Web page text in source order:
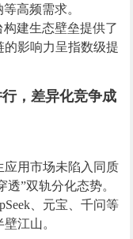
高频需求。
建生态壁垒提供了
影响力呈指数级提
，差异化竞争成
用市场未陷入同质
”双轨分化态势。
、元宝、千问等
江山。